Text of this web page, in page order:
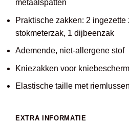
metaalspatten
Praktische zakken: 2 ingezette
stokmeterzak, 1 dijbeenzak
Ademende, niet-allergene stof
Kniezakken voor
Elastische taille met riemlussen
EXTRA INFORMATIE